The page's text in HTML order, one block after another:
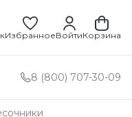
ИзбранноеВойтиКорзина
8 (800) 707-30-09